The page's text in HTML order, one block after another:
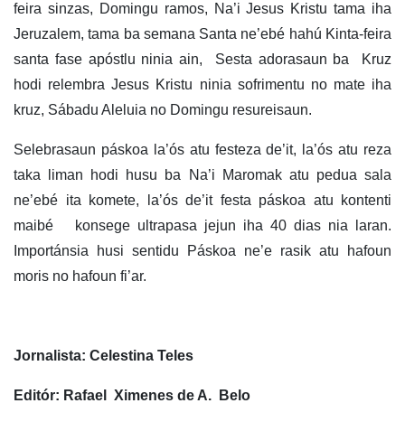
feira sinzas, Domingu ramos, Na’i Jesus Kristu tama iha
Jeruzalem, tama ba semana Santa ne’ebé hahú Kinta-feira
santa fase apóstlu ninia ain, Sesta adorasaun ba Kruz
hodi relembra Jesus Kristu ninia sofrimentu no mate iha
kruz, Sábadu Aleluia no Domingu resureisaun.
Selebrasaun páskoa la’ós atu festeza de’it, la’ós atu reza
taka liman hodi husu ba Na’i Maromak atu pedua sala
ne’ebé ita komete, la’ós de’it festa páskoa atu kontenti
maibé konsege ultrapasa jejun iha 40 dias nia laran.
Importánsia husi sentidu Páskoa ne’e rasik atu hafoun
moris no hafoun fi’ar.
Jornalista: Celestina Teles
Editór: Rafael Ximenes de A. Belo